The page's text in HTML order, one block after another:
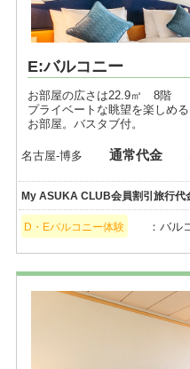
E:バルコニー
お部屋の広さは22.9㎡ 8階
プライベートな眺望を楽しめ
お部屋。バスタブ付。
名古屋-博多 通常代金
My ASUKA CLUB会員割引旅行代
D・Eバルコニー体験 ：バル